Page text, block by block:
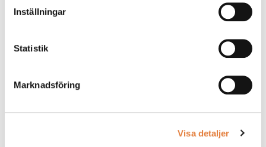
Inställningar
Statistik
Marknadsföring
Visa detaljer